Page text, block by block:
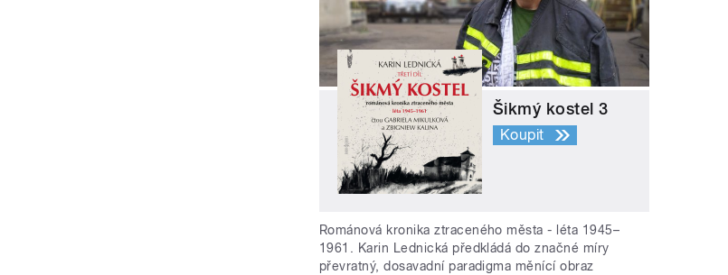
Šikmý kostel 3
Koupit
Románová kronika ztraceného města - léta 1945–
1961. Karin Lednická předkládá do značné míry
převratný, dosavadní paradigma měnící obraz